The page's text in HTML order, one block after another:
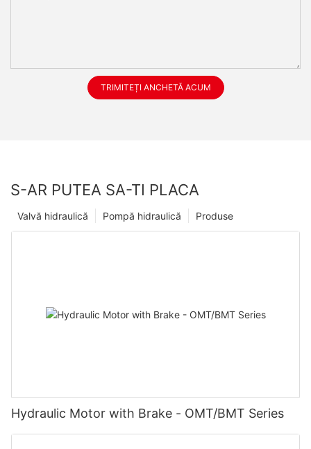
TRIMITEȚI ANCHETĂ ACUM
S-AR PUTEA SA-TI PLACA
Produse
Pompă hidraulică
Valvă hidraulică
Hydraulic Motor with Brake - OMT/BMT Series